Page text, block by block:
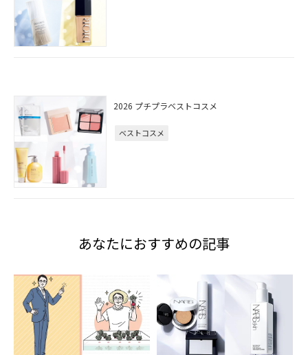
2026 プチプラベストコスメ
ベストコスメ
あなたにおすすめの記事